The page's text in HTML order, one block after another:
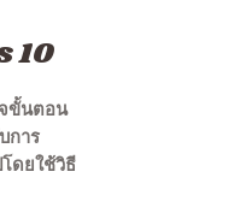
10
ขั้นตอน
การ
ดยใช้วิธี